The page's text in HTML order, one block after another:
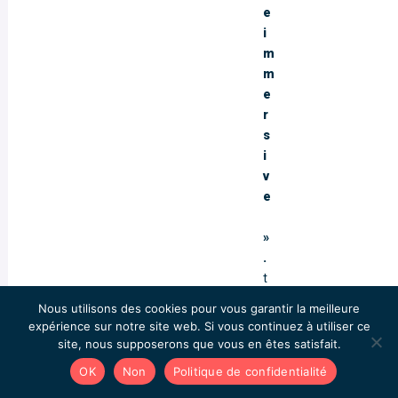
e
i
m
m
e
r
s
i
v
e
»
.
t
t
a
k
Nous utilisons des cookies pour vous garantir la meilleure
expérience sur notre site web. Si vous continuez à utiliser ce
site, nous supposerons que vous en êtes satisfait.
OK
Non Politique de confidentialité